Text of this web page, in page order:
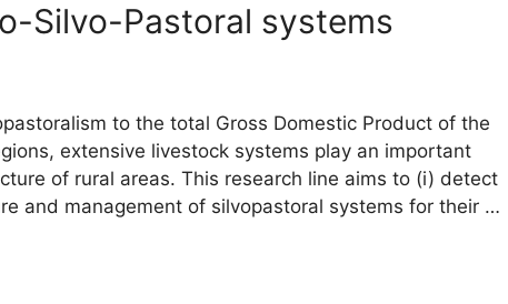
Silvo-Pastoral systems
to the total Gross Domestic Product of the
extensive livestock systems play an important
of rural areas. This research line aims to (i) detect
and management of silvopastoral systems for their …